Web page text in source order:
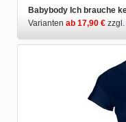
Varianten ab 17,90 € zzgl.